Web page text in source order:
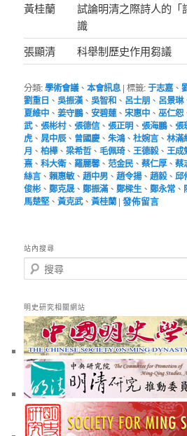
黃桂蘭
試論明清之際詩人的「
識
張顯清 科舉制歷史作用芻議
分類:學術會議、本會訊息 |標籤:于志嘉、
劉重日 、吳振漢、吳智和 、 呂士朋 、 呂景琳
夏維中 、姜守鵬、安碧蓮、 宋惠中 、巫仁恕
武、張彬村、張德信、張正明 、張海鵬、張
虎、晁中辰、 曾國慶、朱鴻、杜婉言、林滿
月 、柏樺、梁希哲、毛佩琦、王德毅、王成
熹、科大衛、羅麗馨、范金民 、蔡仁厚、蔡
絲言、賴惠敏、趙中男 、趙令揚、趙毅、邱
俊彬、鄭克晟、鄭振滿、鄭樑生 、鄭永常 、
馬楚堅、黃克武、黃桂蘭 |發佈留言
站內搜尋
搜
尋
明史研究相關網站